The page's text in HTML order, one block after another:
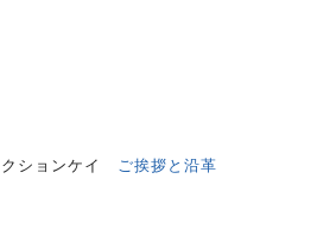
クションケイ ご挨拶と沿革